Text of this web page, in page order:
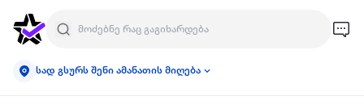
სად გსურს შენი ამანათის მიღება